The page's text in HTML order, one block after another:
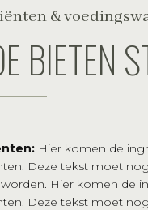
&
BIETEN
Hier komen de
Deze tekst moet
Hier komen de
Deze tekst moet